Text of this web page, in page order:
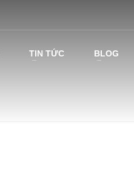
TIN TỨC BLOG